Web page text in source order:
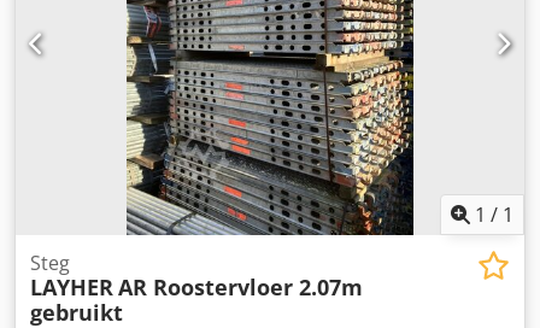
1 / 1
Steg
LAYHERAR Roostervloer 2.07m
gebruikt